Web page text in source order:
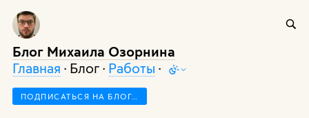
Блог Михаила Озорнина
Главная · Блог · Работы ·
ПОДПИСАТЬСЯ НА БЛОГ…